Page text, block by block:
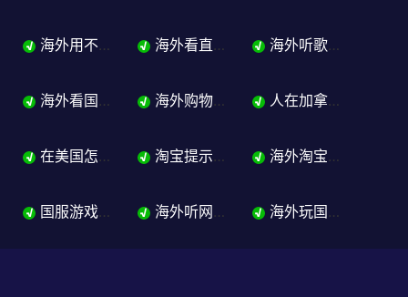
√ 海外用不了淘宝怎么办？商品屏蔽支付受限一站解决 √海外看直播地区限制怎么办？体育赛事电竞抖音直播加速器指南来了 √海外听歌歌曲变灰怎么办？网易云QQ音乐版权限制解决指南
√ 海外看国内视频怎么解决版权限制？追剧加速器完整指南 √海外购物加速器哪个好？淘宝京东拼多多一个搞定 √人在加拿大怎么用淘宝？华人留学生购物教程解决方案来了
√ 在美国怎么用不了淘宝？华人留学生淘宝购物完整指南 √淘宝提示商品地区限制怎么办？海外华人留学生解除商品屏蔽的方法 √海外淘宝打不开怎么办？页面报错加载失败的解决方法来了！
√ 国服游戏加速器哪个好？海外玩国服不卡指南 √海外听网易云音乐、QQ音乐歌曲变灰怎么办？2026留学生听歌完整解决方案 √海外玩国服游戏延迟高、登不上怎么办？2026留学生国服游戏完整解决方案